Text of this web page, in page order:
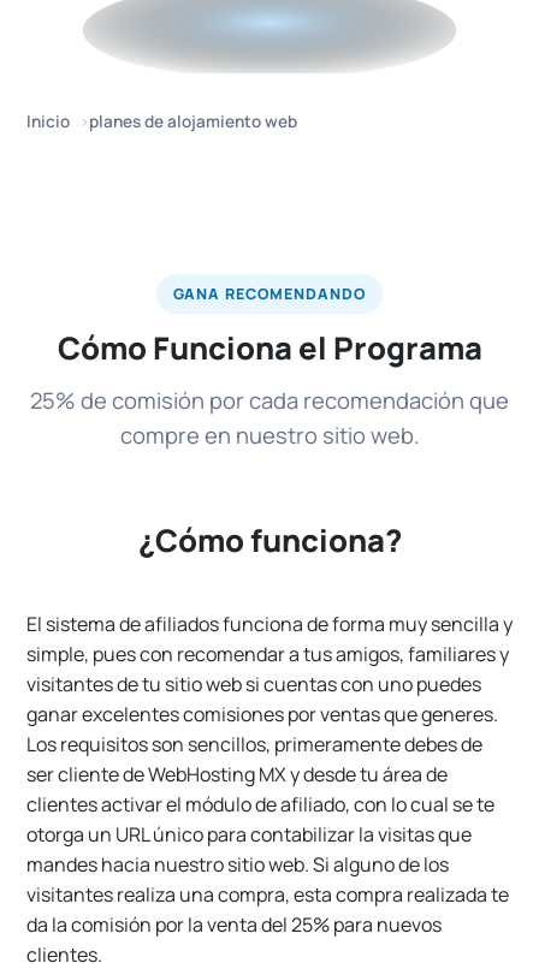
Inicio planes de alojamiento web
GANA RECOMENDANDO
Cómo Funciona el Programa
25% de comisión por cada recomendación que
compre en nuestro sitio web.
¿Cómo funciona?
El sistema de afiliados funciona de forma muy sencilla y
simple, pues con recomendar a tus amigos, familiares y
visitantes de tu sitio web si cuentas con uno puedes
ganar excelentes comisiones por ventas que generes.
Los requisitos son sencillos, primeramente debes de
ser cliente de WebHosting MX y desde tu área de
clientes activar el módulo de afiliado, con lo cual se te
otorga un URL único para contabilizar la visitas que
mandes hacia nuestro sitio web. Si alguno de los
visitantes realiza una compra, esta compra realizada te
da la comisión por la venta del 25% para nuevos
clientes.